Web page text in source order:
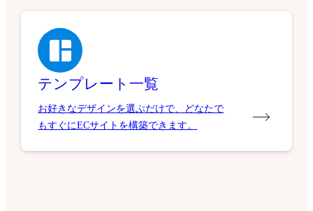
テンプレート一覧
お好きなデザインを選ぶだけで、どなたで
もすぐにECサイトを構築できます。